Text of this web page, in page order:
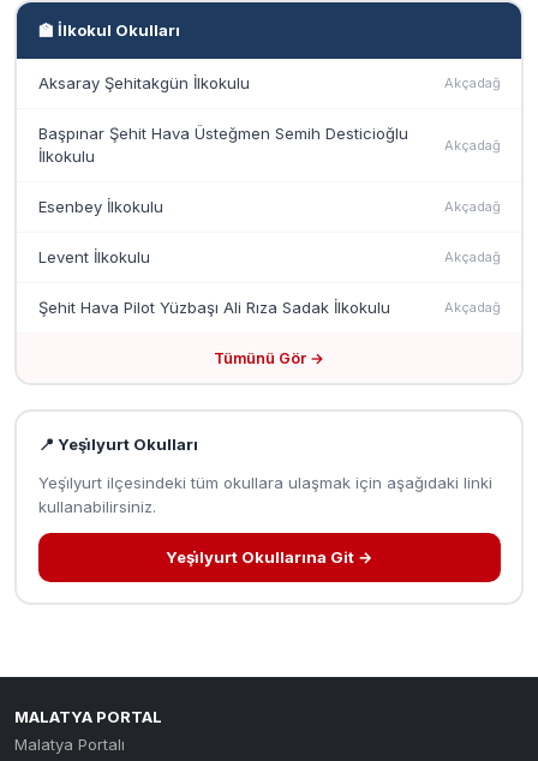
🏫 İlkokul Okulları
Aksaray Şehitakgün İlkokulu Akçadağ
Başpınar Şehit Hava Üsteğmen Semih Desticioğlu
İlkokulu
Akçadağ
Esenbey İlkokulu Akçadağ
Levent İlkokulu Akçadağ
Şehit Hava Pilot Yüzbaşı Ali Rıza Sadak İlkokulu Akçadağ
Tümünü Gör →
📍 Yeşi̇lyurt Okulları
Yeşi̇lyurt ilçesindeki tüm okullara ulaşmak için aşağıdaki linki
kullanabilirsiniz.
Yeşi̇lyurt Okullarına Git →
MALATYA PORTAL
Malatya Portalı